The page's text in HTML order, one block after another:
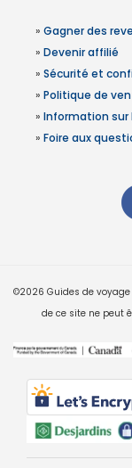
» Gagner des
» Devenir affilié
» Sécurité et
» Politique de
» Information sur
» Foire aux
©2026 Guides de
de ce site ne peut